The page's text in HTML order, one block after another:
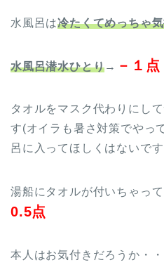
水風呂は冷たくてめっちゃ
水風呂潜水ひとり→ －１点
タオルをマスク代わりにし
す(オイラも暑さ対策でやっ
呂に入ってほしくはないです
湯船にタオルが付いちゃっ
0.5点
本人はお気付きだろうか・・